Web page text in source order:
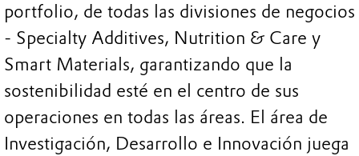
portfolio, de todas las divisiones de negocios
- Specialty Additives, Nutrition & Care y
Smart Materials, garantizando que la
sostenibilidad esté en el centro de sus
operaciones en todas las áreas. El área de
Investigación, Desarrollo e Innovación juega